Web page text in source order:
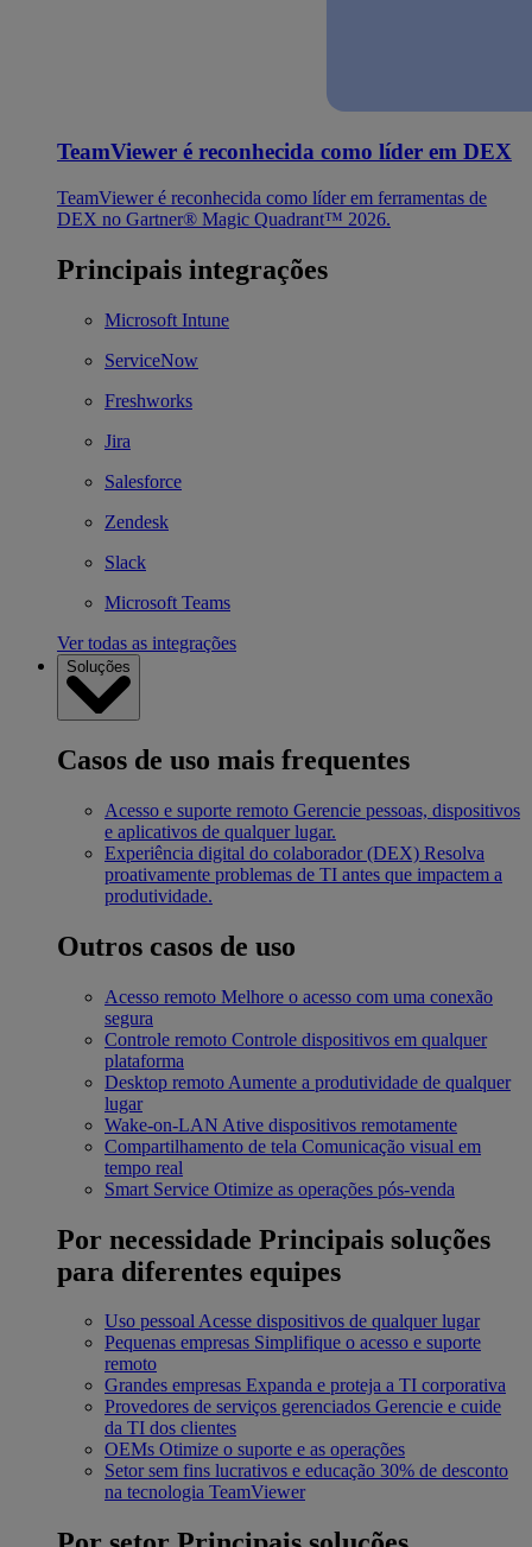
TeamViewer é reconhecida como líder em DEX
TeamViewer é reconhecida como líder em ferramentas de
DEX no Gartner® Magic Quadrant™ 2026.
Principais integrações
Microsoft Intune
ServiceNow
Freshworks
Jira
Salesforce
Zendesk
Slack
Microsoft Teams
Ver todas as integrações
Soluções
Casos de uso mais frequentes
Acesso e suporte remoto Gerencie pessoas, dispositivos
e aplicativos de qualquer lugar.
Experiência digital do colaborador (DEX) Resolva
proativamente problemas de TI antes que impactem a
produtividade.
Outros casos de uso
Acesso remoto Melhore o acesso com uma conexão
segura
Controle remoto Controle dispositivos em qualquer
plataforma
Desktop remoto Aumente a produtividade de qualquer
lugar
Wake-on-LAN Ative dispositivos remotamente
Compartilhamento de tela Comunicação visual em
tempo real
Smart Service Otimize as operações pós-venda
Por necessidade Principais soluções
para diferentes equipes
Uso pessoalAcesse dispositivos de qualquer lugar
Pequenas empresas Simplifique o acesso e suporte
remoto
Grandes empresas Expanda e proteja a TI corporativa
Provedores de serviços gerenciados Gerencie e cuide
da TI dos clientes
OEMs Otimize o suporte e as operações
Setor sem fins lucrativos e educação 30% de desconto
na tecnologia TeamViewer